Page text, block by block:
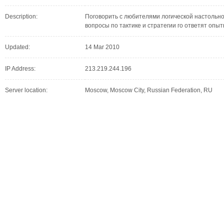
Description:
Поговорить с любителями логической
вопросы по тактике и стратегии го ответят
Updated: 14 Mar 2010
IP Address: 213.219.244.196
Server location: Moscow, Moscow City, Russian Federation, RU